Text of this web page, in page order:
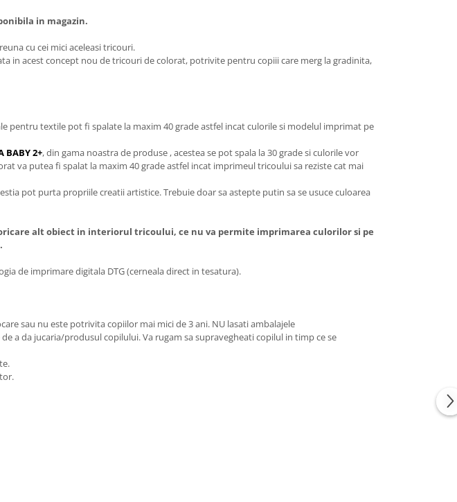
in magazin.
cu cei mici aceleasi tricouri.
in acest concept nou de tricouri de colorat, potrivite pentru copiii care merg la gradinita,
pentru textile pot fi spalate la maxim 40 grade astfel incat culorile si modelul imprimat pe
BABY 2+, din gama noastra de produse , acestea se pot spala la 30 grade si culorile vor
va putea fi spalat la maxim 40 grade astfel incat imprimeul tricoului sa reziste cat mai
pot purta propriile creatii artistice. Trebuie doar sa astepte putin sa se usuce culoarea
alt obiect in interiorul tricoului, ce nu va permite imprimarea culorilor si pe
de imprimare digitala DTG (cerneala direct in tesatura).
sau nu este potrivita copiilor mai mici de 3 ani. NU lasati ambalajele
a da jucaria/produsul copilului. Va rugam sa supravegheati copilul in timp ce se